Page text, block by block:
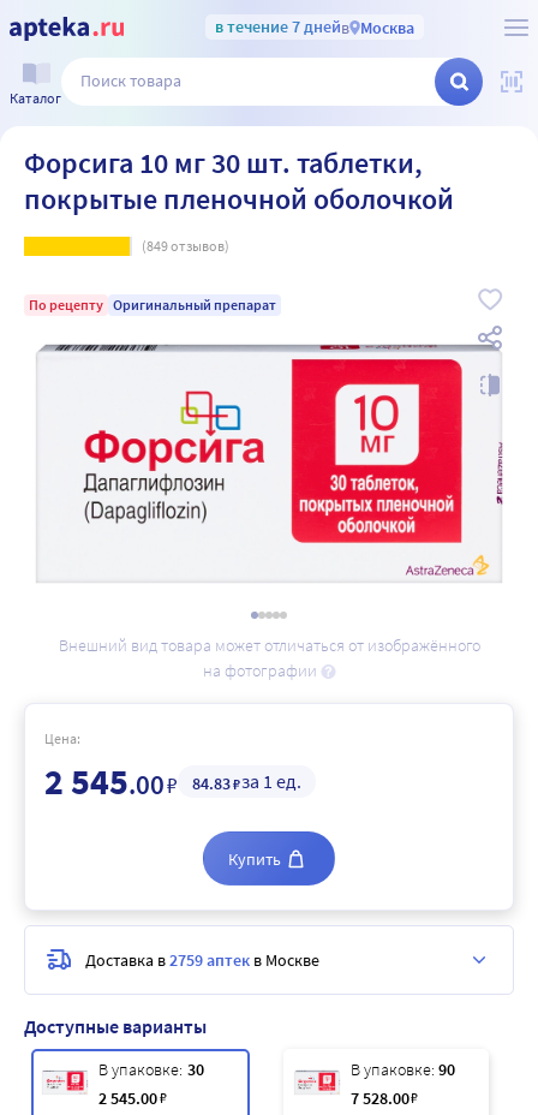
в течение 7 днейв Москва
Каталог
Форсига 10 мг 30 шт. таблетки,
покрытые пленочной оболочкой
(849отзывов)
По рецепту Оригинальный препарат
Внешний вид товара может отличаться от изображённого
на фотографии
Доступные варианты
В упаковке: 30
2 545.00₽
В упаковке: 90
7 528.00₽
Цена:
2 545.00₽ 84.83₽за 1 ед.
Купить
Доставка в2759 аптек в Москве